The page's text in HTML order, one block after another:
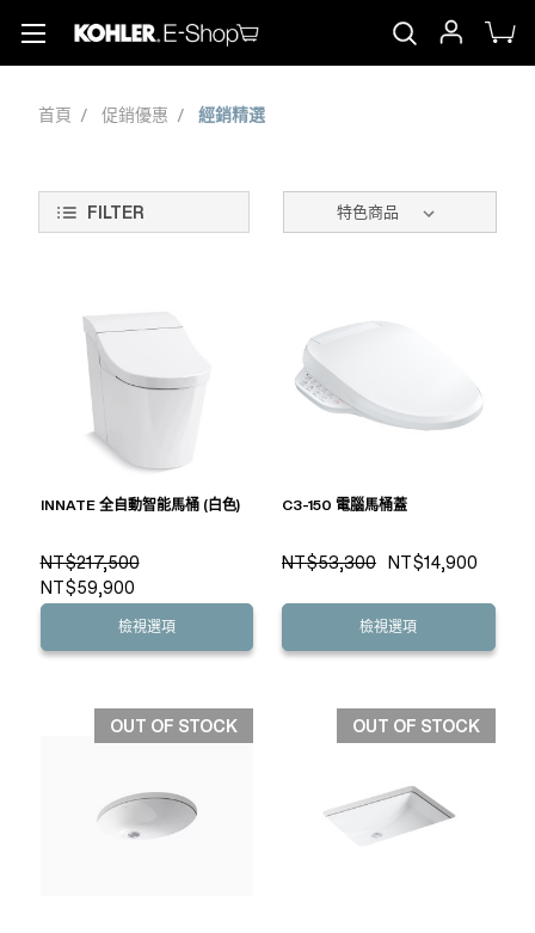
首頁 促銷優惠 經銷精選
FILTER
INNATE 全自動智能馬桶 (白色)
NT$217,500
NT$59,900
檢視選項
C3-150 電腦馬桶蓋
NT$53,300 NT$14,900
檢視選項
OUT OF STOCK OUT OF STOCK